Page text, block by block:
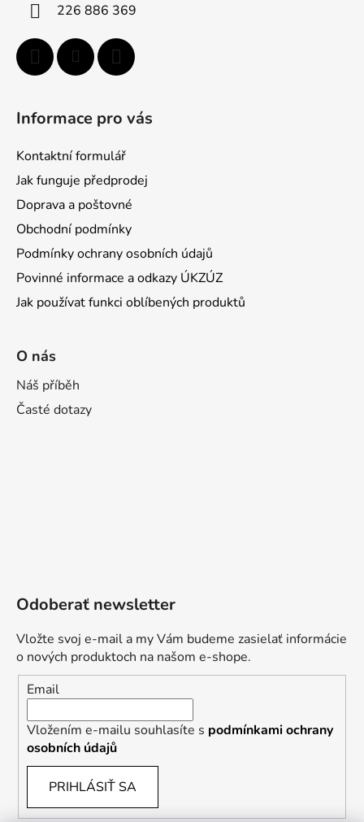
226 886 369
Informace pro vás
Kontaktní formulář
Jak funguje předprodej
Doprava a poštovné
Obchodní podmínky
Podmínky ochrany osobních údajů
Povinné informace a odkazy ÚKZÚZ
Jak používat funkci oblíbených produktů
O nás
Náš příběh
Časté dotazy
Odoberať newsletter
Vložte svoj e-mail a my Vám budeme zasielať informácie
o nových produktoch na našom e-shope.
Email
Vložením e-mailu souhlasíte s podmínkami ochrany
osobních údajů
PRIHLÁSIŤ SA